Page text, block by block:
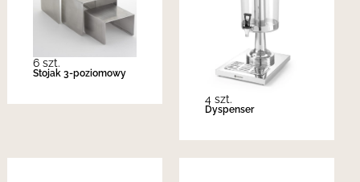
6 szt.
Stojak 3-poziomowy
4 szt.
Dyspenser